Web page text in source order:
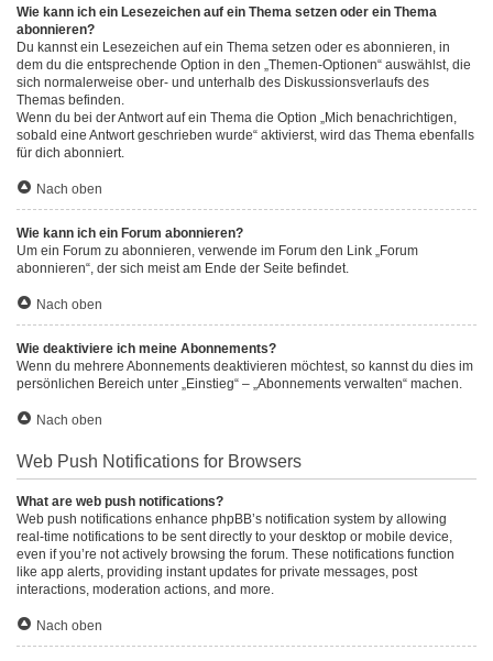
Wie kann ich ein Lesezeichen auf ein Thema setzen oder ein Thema
abonnieren?
Du kannst ein Lesezeichen auf ein Thema setzen oder es abonnieren, in
dem du die entsprechende Option in den „Themen-Optionen“ auswählst, die
sich normalerweise ober- und unterhalb des Diskussionsverlaufs des
Themas befinden.
Wenn du bei der Antwort auf ein Thema die Option „Mich benachrichtigen,
sobald eine Antwort geschrieben wurde“ aktivierst, wird das Thema ebenfalls
für dich abonniert.
Nach oben
Wie kann ich ein Forum abonnieren?
Um ein Forum zu abonnieren, verwende im Forum den Link „Forum
abonnieren“, der sich meist am Ende der Seite befindet.
Nach oben
Wie deaktiviere ich meine Abonnements?
Wenn du mehrere Abonnements deaktivieren möchtest, so kannst du dies im
persönlichen Bereich unter „Einstieg“ – „Abonnements verwalten“ machen.
Nach oben
Web Push Notifications for Browsers
What are web push notifications?
Web push notifications enhance phpBB’s notification system by allowing
real-time notifications to be sent directly to your desktop or mobile device,
even if you’re not actively browsing the forum. These notifications function
like app alerts, providing instant updates for private messages, post
interactions, moderation actions, and more.
Nach oben